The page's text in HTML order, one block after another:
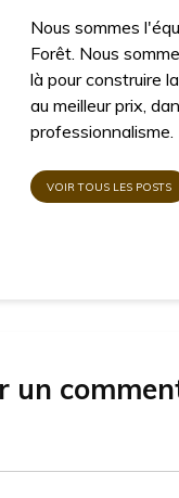
Nous sommes
Forêt. Nous
là pour construire
au meilleur prix,
professionnalisme.
VOIR TOUS LES POSTS
un